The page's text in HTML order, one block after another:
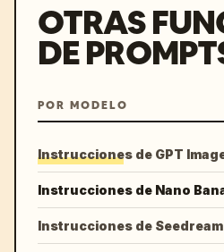
OTRAS
DE
POR MODELO
Instrucciones de GPT
Instrucciones de Nano
Instrucciones de